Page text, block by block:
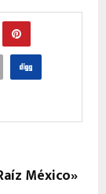
México»